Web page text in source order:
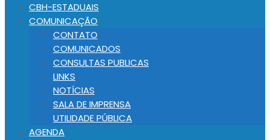
CBH-ESTADUAIS
COMUNICAÇÃO
CONTATO
COMUNICADOS
CONSULTAS PUBLICAS
LINKS
NOTÍCIAS
SALA DE IMPRENSA
UTILIDADE PÚBLICA
AGENDA